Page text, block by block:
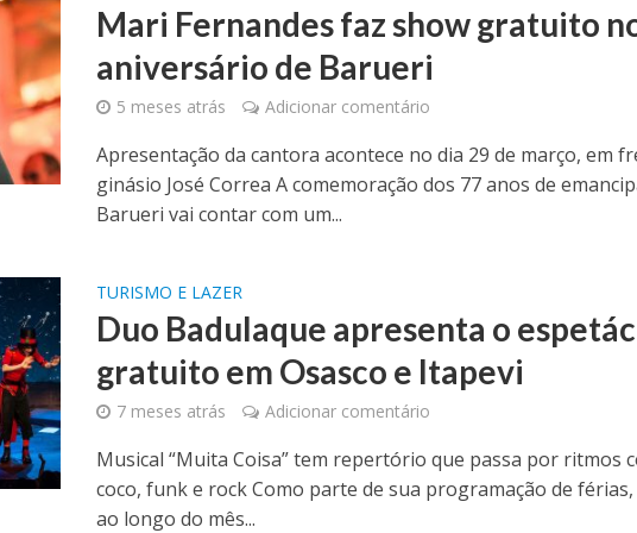
Mari Fernandes faz show gratuito
aniversário de Barueri
5 meses atrás Adicionar comentário
Apresentação da cantora acontece no dia 29 de março, em
ginásio José Correa A comemoração dos 77 anos de
Barueri vai contar com um...
TURISMO E LAZER
Duo Badulaque apresenta o
gratuito em Osasco e Itapevi
7 meses atrás Adicionar comentário
Musical “Muita Coisa” tem repertório que passa por ritmos
coco, funk e rock Como parte de sua programação de
ao longo do mês...